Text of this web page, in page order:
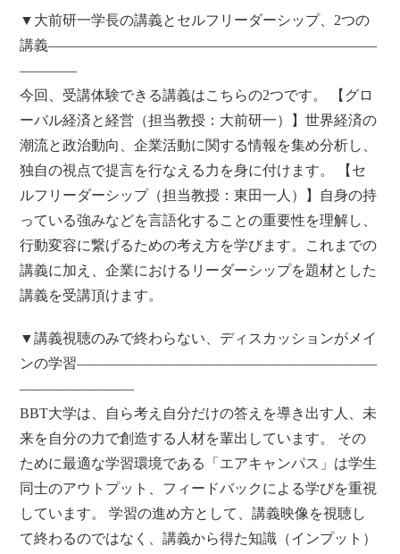
▼大前研一学長の講義とセルフリーダーシップ、2つの
講義―――――――――――――――――――――――
――――
今回、受講体験できる講義はこちらの2つです。 【グロ
ーバル経済と経営（担当教授：大前研一）】世界経済の
潮流と政治動向、企業活動に関する情報を集め分析し、
独自の視点で提言を行なえる力を身に付けます。 【セ
ルフリーダーシップ（担当教授：東田一人）】自身の持
っている強みなどを言語化することの重要性を理解し、
行動変容に繋げるための考え方を学びます。これまでの
講義に加え、企業におけるリーダーシップを題材とした
講義を受講頂けます。
▼講義視聴のみで終わらない、ディスカッションがメイ
ンの学習―――――――――――――――――――――
――――――――
BBT大学は、自ら考え自分だけの答えを導き出す人、未
来を自分の力で創造する人材を輩出しています。 その
ために最適な学習環境である「エアキャンパス」は学生
同士のアウトプット、フィードバックによる学びを重視
しています。 学習の進め方として、講義映像を視聴し
て終わるのではなく、講義から得た知識（インプット）